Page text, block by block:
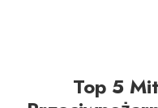
Top 5